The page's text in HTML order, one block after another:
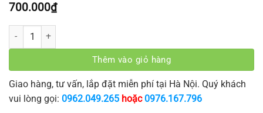
700.000₫
Rèm Voan Ren - Trắng Họa Tiết số lượng
Thêm vào giỏ hàng
Giao hàng, tư vấn, lắp đặt miễn phí tại Hà Nội. Quý khách
vui lòng gọi: 0962.049.265 hoặc0976.167.796